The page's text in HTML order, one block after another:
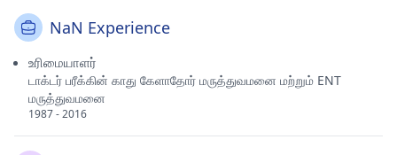
NaN Experience
உரிமையாளர்
டாக்டர் பரீக்கின் காது கேளாதோர் மருத்துவமனை மற்றும் ENT
மருத்துவமனை
1987 - 2016